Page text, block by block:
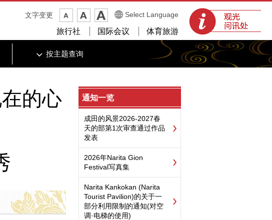
观光问讯处
文字变更 Select Language
旅行社 国际会议 体育旅游
按主题查询
的心
通知一览
成田的风景2026-2027春
天的部第1次审查通过作品
发表
2026年Narita Gion
Festival写真集
Narita Kankokan (Narita
Tourist Pavilion)的关于一
部分利用限制的通知(对空
调·电梯的使用)